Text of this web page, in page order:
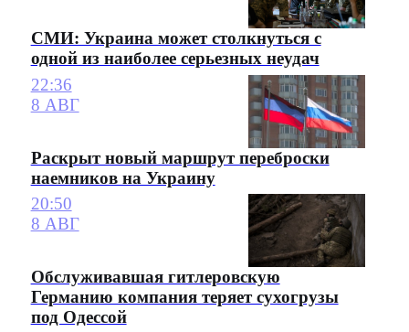
СМИ: Украина может столкнуться с
одной из наиболее серьезных неудач
22:36
8 АВГ
Раскрыт новый маршрут переброски
наемников на Украину
20:50
8 АВГ
Обслуживавшая гитлеровскую
Германию компания теряет сухогрузы
под Одессой